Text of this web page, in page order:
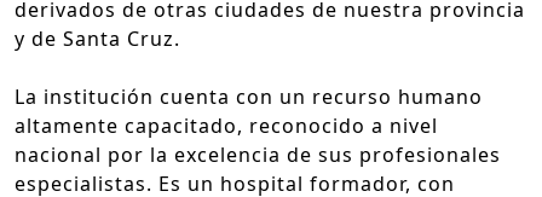
derivados de otras ciudades de nuestra provincia
y de Santa Cruz.
La institución cuenta con un recurso humano
altamente capacitado, reconocido a nivel
nacional por la excelencia de sus profesionales
especialistas. Es un hospital formador, con